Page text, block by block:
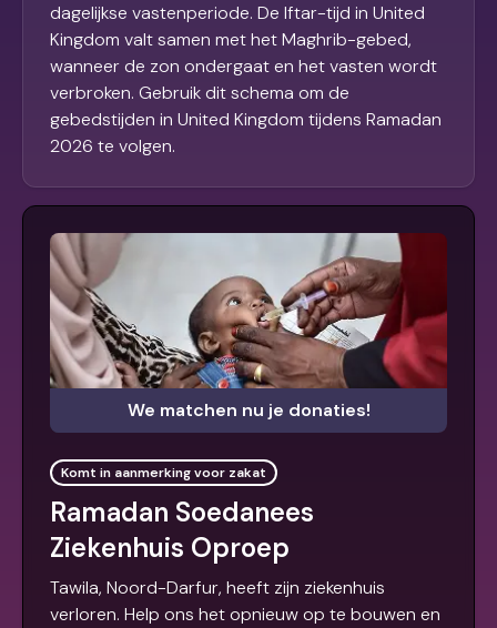
dagelijkse vastenperiode. De Iftar-tijd in United
Kingdom valt samen met het Maghrib-gebed,
wanneer de zon ondergaat en het vasten wordt
verbroken. Gebruik dit schema om de
gebedstijden in United Kingdom tijdens Ramadan
2026 te volgen.
We matchen nu je donaties!
Komt in aanmerking voor zakat
Ramadan Soedanees
Ziekenhuis Oproep
Tawila, Noord-Darfur, heeft zijn ziekenhuis
verloren. Help ons het opnieuw op te bouwen en